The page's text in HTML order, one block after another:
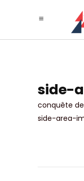
side-
conquête
side-area-